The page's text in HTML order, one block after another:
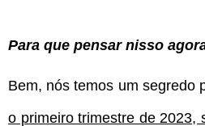
Para que pensar nisso
Bem, nós temos um segredo
o primeiro trimestre de 2023,